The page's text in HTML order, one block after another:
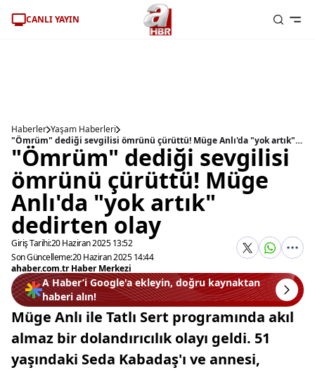
CANLI YAYIN
Haberler Yaşam Haberleri
"Ömrüm" dediği sevgilisi ömrünü çürüttü! Müge Anlı'da "yok artık" dedirten olay
"Ömrüm" dediği sevgilisi
ömrünü çürüttü! Müge
Anlı'da "yok artık"
dedirten olay
Giriş Tarihi:20 Haziran 2025 13:52
Son Güncelleme:20 Haziran 2025 14:44
ahaber.com.tr Haber Merkezi
A Haber’i Google'a ekleyin, doğru kaynaktan
haberi alın!
Müge Anlı ile Tatlı Sert programında akıl
almaz bir dolandırıcılık olayı geldi. 51
yaşındaki Seda Kabadaş'ı ve annesi,